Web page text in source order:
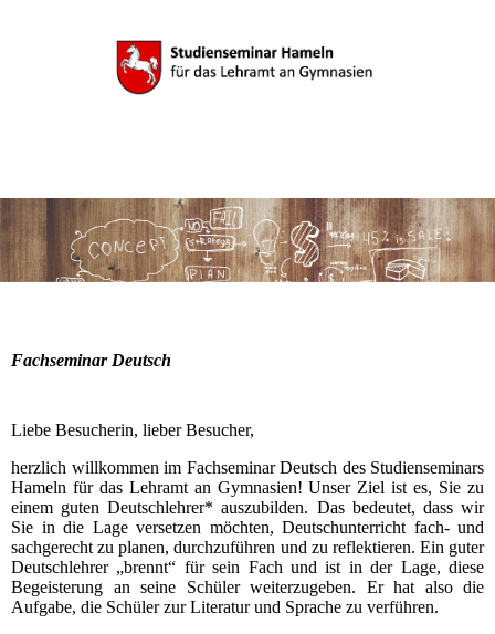
Fachseminar Deutsch
Liebe Besucherin, lieber Besucher,
herzlich willkommen im Fachseminar Deutsch des Studienseminars
Hameln für das Lehramt an Gymnasien! Unser Ziel ist es, Sie zu
einem guten Deutschlehrer* auszubilden. Das bedeutet, dass wir
Sie in die Lage versetzen möchten, Deutschunterricht fach- und
sachgerecht zu planen, durchzuführen und zu reflektieren. Ein guter
Deutschlehrer „brennt“ für sein Fach und ist in der Lage, diese
Begeisterung an seine Schüler weiterzugeben. Er hat also die
Aufgabe, die Schüler zur Literatur und Sprache zu verführen.